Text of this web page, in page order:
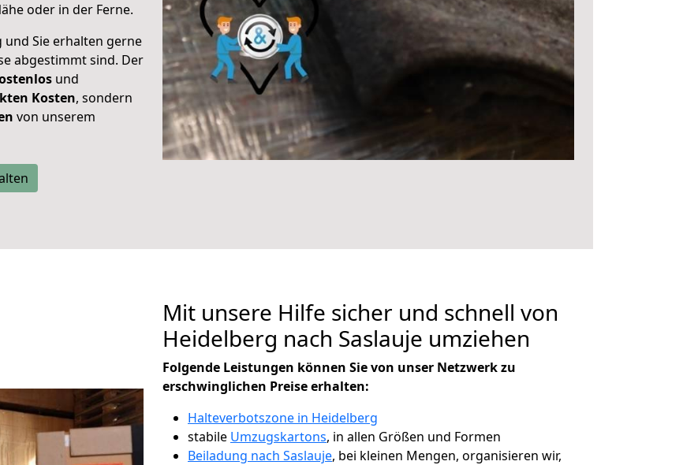
oder in der Ferne.
Sie erhalten gerne
abgestimmt sind. Der
und
Kosten, sondern
von unserem
Mit unsere Hilfe sicher und schnell von
Heidelberg nach Saslauje umziehen
Folgende Leistungen können Sie von unser Netzwerk zu
erschwinglichen Preise erhalten:
Halteverbotszone in Heidelberg
stabile Umzugskartons, in allen Größen und Formen
Beiladung nach Saslauje, bei kleinen Mengen, organisieren wir,